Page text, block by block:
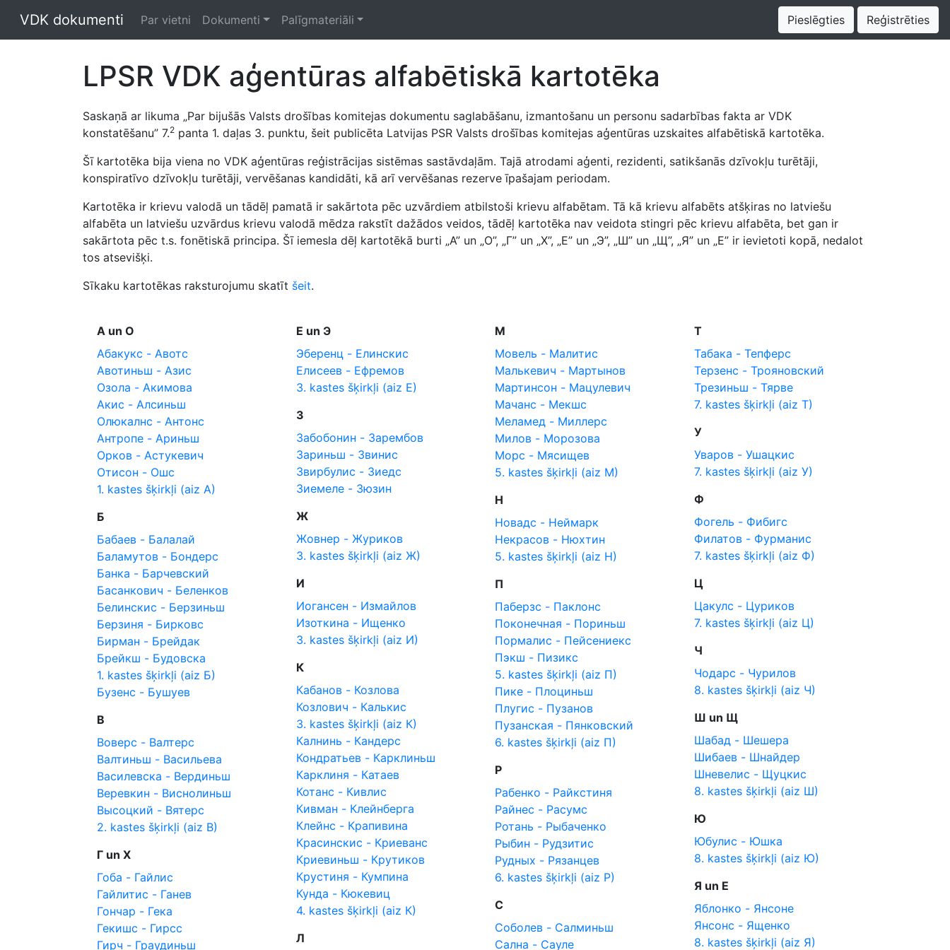
VDK dokumenti Par vietni Dokumenti Palīgmateriāli Pieslēgties Reģistrēties
LPSR VDK aģentūras alfabētiskā kartotēka
Saskaņā ar likuma „Par bijušās Valsts drošības komitejas dokumentu saglabāšanu, izmantošanu un personu sadarbības fakta ar VDK
konstatēšanu” 7.2 panta 1. daļas 3. punktu, šeit publicēta Latvijas PSR Valsts drošības komitejas aģentūras uzskaites alfabētiskā kartotēka.
Šī kartotēka bija viena no VDK aģentūras reģistrācijas sistēmas sastāvdaļām. Tajā atrodami aģenti, rezidenti, satikšanās dzīvokļu turētāji,
konspiratīvo dzīvokļu turētāji, vervēšanas kandidāti, kā arī vervēšanas rezerve īpašajam periodam.
Kartotēka ir krievu valodā un tādēļ pamatā ir sakārtota pēc uzvārdiem atbilstoši krievu alfabētam. Tā kā krievu alfabēts atšķiras no latviešu
alfabēta un latviešu uzvārdus krievu valodā mēdza rakstīt dažādos veidos, tādēļ kartotēka nav veidota stingri pēc krievu alfabēta, bet gan ir
sakārtota pēc t.s. fonētiskā principa. Šī iemesla dēļ kartotēkā burti „А” un „О”, „Г” un „Х”, „Е” un „Э”, „Ш” un „Щ”, „Я” un „Е” ir ievietoti kopā, nedalot
tos atsevišķi.
Sīkaku kartotēkas raksturojumu skatīt šeit.
А un О
Абакукс - Авотс
Авотиньш - Азис
Озола - Акимова
Акис - Алсиньш
Олюкалнс - Антонс
Антропе - Ариньш
Орков - Астукевич
Отисон - Ошс
1. kastes šķirkļi (aiz A)
Б
Бабаев - Балалай
Баламутов - Бондерс
Банка - Барчевский
Басанкович - Беленков
Белинскис - Берзиньш
Берзиня - Бирковс
Бирман - Брейдак
Брейкш - Будовска
1. kastes šķirkļi (aiz Б)
Бузенс - Бушуев
В
Воверс - Валтерс
Валтиньш - Васильева
Василевска - Вердиньш
Веревкин - Виснолиньш
Высоцкий - Вятерс
2. kastes šķirkļi (aiz В)
Г un Х
Гоба - Гайлис
Гайлитис - Ганев
Гончар - Гека
Гекишс - Гирсс
Гирч - Граудиньш
Е un Э
Эберенц - Елинскис
Елисеев - Ефремов
3. kastes šķirkļi (aiz Е)
З
Забобонин - Зарембов
Зариньш - Звинис
Звирбулис - Зиедс
Зиемеле - Зюзин
Ж
Жовнер - Журиков
3. kastes šķirkļi (aiz Ж)
И
Иогансен - Измайлов
Изоткина - Ищенко
3. kastes šķirkļi (aiz И)
К
Кабанов - Козлова
Козлович - Калькис
3. kastes šķirkļi (aiz К)
Калнинь - Кандерс
Кондратьев - Карклиньш
Карклиня - Катаев
Котанс - Кивлис
Кивман - Клейнберга
Клейнс - Крапивина
Красинскис - Криеванс
Криевиньш - Крутиков
Крустиня - Кумпина
Кунда - Кюкевиц
4. kastes šķirkļi (aiz К)
Л
М
Мовель - Малитис
Малькевич - Мартынов
Мартинсон - Мацулевич
Мачанс - Мекшс
Меламед - Миллерс
Милов - Морозова
Морс - Мясищев
5. kastes šķirkļi (aiz М)
Н
Новадс - Неймарк
Некрасов - Нюхтин
5. kastes šķirkļi (aiz Н)
П
Паберзс - Паклонс
Поконечная - Пориньш
Пормалис - Пейсениекс
Пэкш - Пизикс
5. kastes šķirkļi (aiz П)
Пике - Плоциньш
Плугис - Пузанов
Пузанская - Пянковский
6. kastes šķirkļi (aiz П)
Р
Рабенко - Райкстиня
Райнес - Расумс
Ротань - Рыбаченко
Рыбин - Рудзитис
Рудных - Рязанцев
6. kastes šķirkļi (aiz Р)
С
Соболев - Салминьш
Сална - Сауле
Т
Табака - Тепферс
Терзенс - Трояновский
Трезиньш - Тярве
7. kastes šķirkļi (aiz Т)
У
Уваров - Ушацкис
7. kastes šķirkļi (aiz У)
Ф
Фогель - Фибигс
Филатов - Фурманис
7. kastes šķirkļi (aiz Ф)
Ц
Цакулс - Цуриков
7. kastes šķirkļi (aiz Ц)
Ч
Чодарс - Чурилов
8. kastes šķirkļi (aiz Ч)
Ш un Щ
Шабад - Шешера
Шибаев - Шнайдер
Шневелис - Щуцкис
8. kastes šķirkļi (aiz Ш)
Ю
Юбулис - Юшка
8. kastes šķirkļi (aiz Ю)
Я un Е
Яблонко - Янсоне
Янсонс - Ященко
8. kastes šķirkļi (aiz Я)